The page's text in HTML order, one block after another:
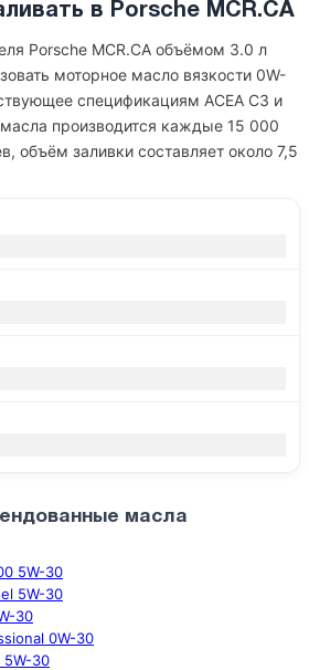
в Porsche MCR.CA
Porsche MCR.CA объёмом 3.0 л
моторное масло вязкости 0W-
спецификациям ACEA C3 и
производится каждые 15 000
объём заливки составляет около 7,5
масла
5W-30
5W-30
30
0W-30
5W-30